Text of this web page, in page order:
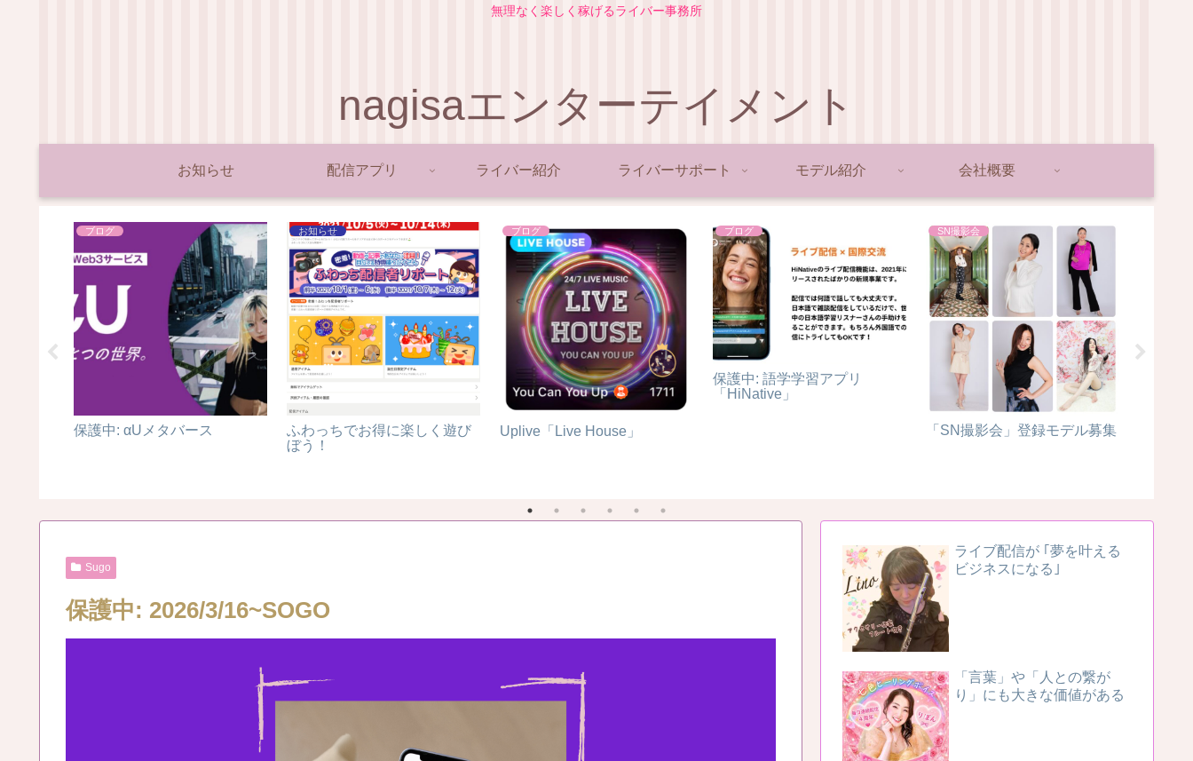
無理なく楽しく稼げるライバー事務所
nagisaエンターテイメント
お知らせ 配信アプリ ライバー紹介 ライバーサポート モデル紹介 会社概要
ブログ
保護中: αUメタバース
お知らせ
ふわっちでお得に楽しく遊び
ぼう！
ブログ
Uplive「Live House」
ブログ
保護中: 語学学習アプリ
「HiNative」
SN撮影会
「SN撮影会」登録モデル募集
Sugo
保護中: 2026/3/16~SOGO
ライブ配信が ｢夢を叶える
ビジネスになる｣
「言葉」や「人との繋が
り」にも大きな価値がある